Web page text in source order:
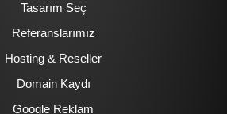
Tasarım Seç
Referanslarımız
Hosting & Reseller
Domain Kaydı
Google Reklam